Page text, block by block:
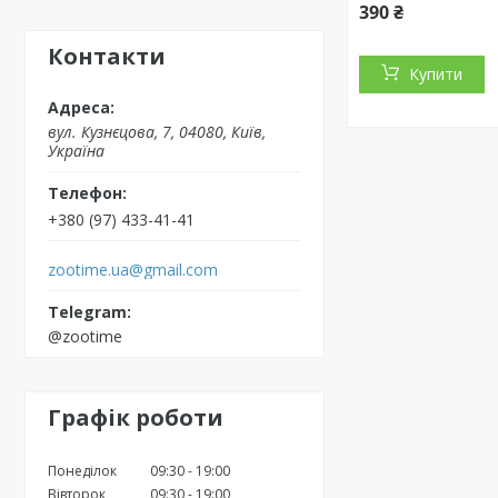
Контакти
вул. Кузнєцова, 7, 04080, Київ,
Україна
+380 (97) 433-41-41
zootime.ua@gmail.com
@zootime
Графік роботи
Понеділок 09:30
19:00
Вівторок
09:30
19:00
390 ₴
Купити